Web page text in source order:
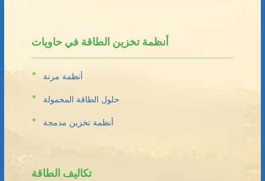
أنظمة تخزين الطاقة في حاويات
أنظمة مرنة
حلول الطاقة المحمولة
أنظمة تخزين مدمجة
تكاليف الطاقة